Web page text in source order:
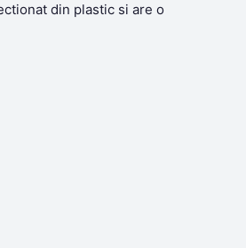
din plastic si are o